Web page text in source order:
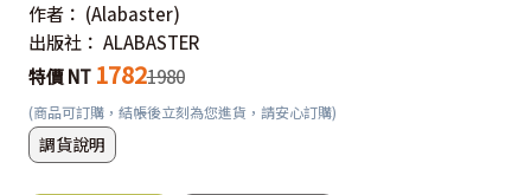
作者： (Alabaster)
出版社： ALABASTER
特價 NT 17821980
(商品可訂購，結帳後立刻為您進貨，請安心訂購)
調貨說明